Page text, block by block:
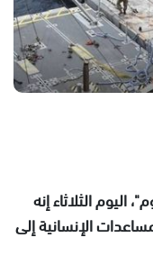
اليوم الثلاثاء إنه
متريا من المساعدات الإنسانية إلى